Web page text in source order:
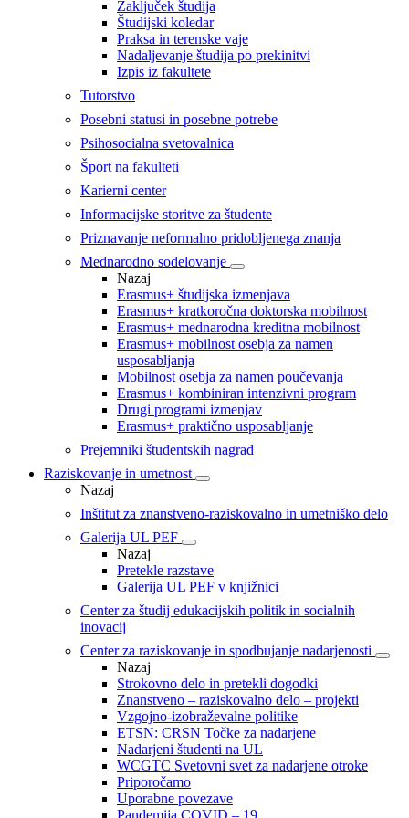
Zaključek študija
Študijski koledar
Praksa in terenske vaje
Nadaljevanje študija po prekinitvi
Izpis iz fakultete
Tutorstvo
Posebni statusi in posebne potrebe
Psihosocialna svetovalnica
Šport na fakulteti
Karierni center
Informacijske storitve za študente
Priznavanje neformalno pridobljenega znanja
Mednarodno sodelovanje
Nazaj
Erasmus+ študijska izmenjava
Erasmus+ kratkoročna doktorska mobilnost
Erasmus+ mednarodna kreditna mobilnost
Erasmus+ mobilnost osebja za namen
usposabljanja
Mobilnost osebja za namen poučevanja
Erasmus+ kombiniran intenzivni program
Drugi programi izmenjav
Erasmus+ praktično usposabljanje
Prejemniki študentskih nagrad
Raziskovanje in umetnost
Nazaj
Inštitut za znanstveno-raziskovalno in umetniško delo
Galerija UL PEF
Nazaj
Pretekle razstave
Galerija UL PEF v knjižnici
Center za študij edukacijskih politik in socialnih
inovacij
Center za raziskovanje in spodbujanje nadarjenosti
Nazaj
Strokovno delo in pretekli dogodki
Znanstveno – raziskovalno delo – projekti
Vzgojno-izobraževalne politike
ETSN: CRSN Točke za nadarjene
Nadarjeni študenti na UL
WCGTC Svetovni svet za nadarjene otroke
Priporočamo
Uporabne povezave
Pandemija COVID – 19